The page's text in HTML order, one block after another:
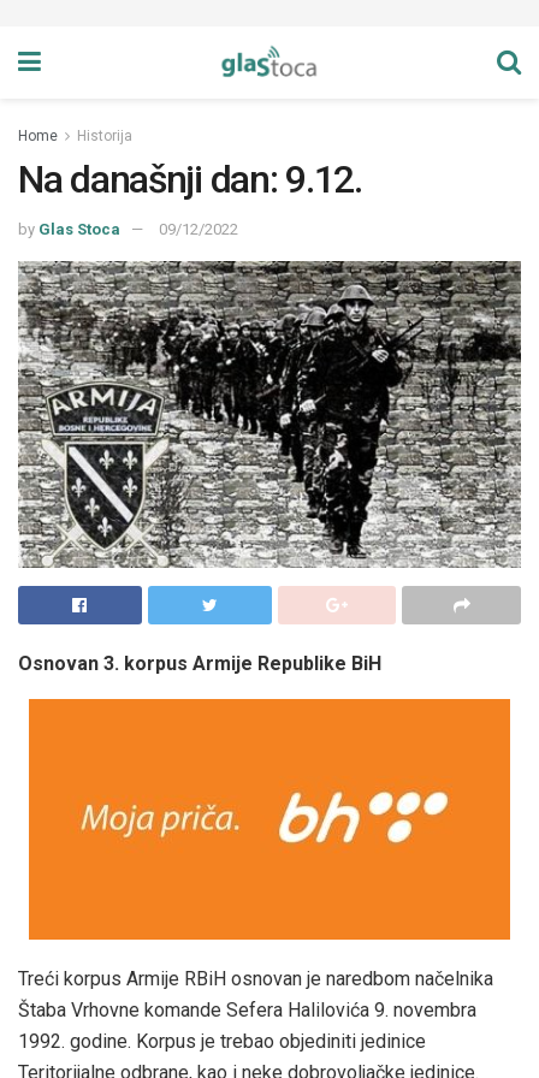
Home Historija
Na današnji dan: 9.12.
by Glas Stoca 09/12/2022
Osnovan 3. korpus Armije Republike BiH
Treći korpus Armije RBiH osnovan je naredbom načelnika
Štaba Vrhovne komande Sefera Halilovića 9. novembra
1992. godine. Korpus je trebao objediniti jedinice
Teritorijalne odbrane, kao i neke dobrovoljačke jedinice.